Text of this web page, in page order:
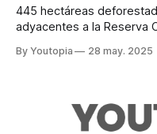
445 hectáreas
adyacentes a la Reserva
By Youtopia 28 may. 2025